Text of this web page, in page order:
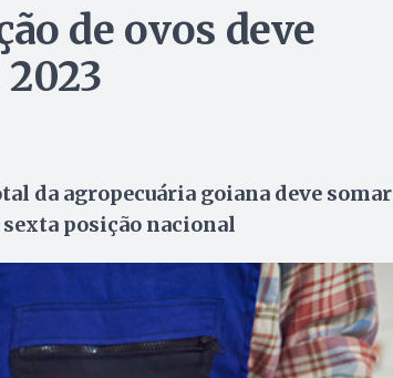
de ovos deve
da agropecuária goiana deve somar
sexta posição nacional